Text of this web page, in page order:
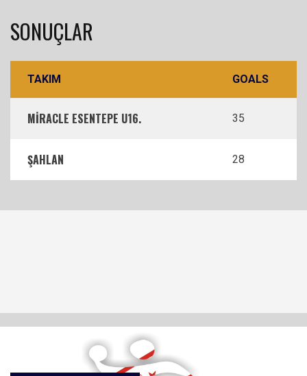
SONUÇLAR
TAKIM GOALS
MİRACLE ESENTEPE U16. 35
ŞAHLAN 28